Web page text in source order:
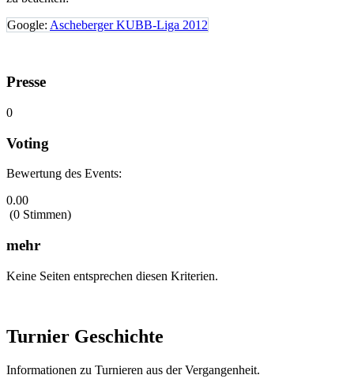
Google: Ascheberger KUBB-Liga 2012
Presse
0
Voting
Bewertung des Events:
0.00
(0 Stimmen)
mehr
Keine Seiten entsprechen diesen Kriterien.
Turnier Geschichte
Informationen zu Turnieren aus der Vergangenheit.